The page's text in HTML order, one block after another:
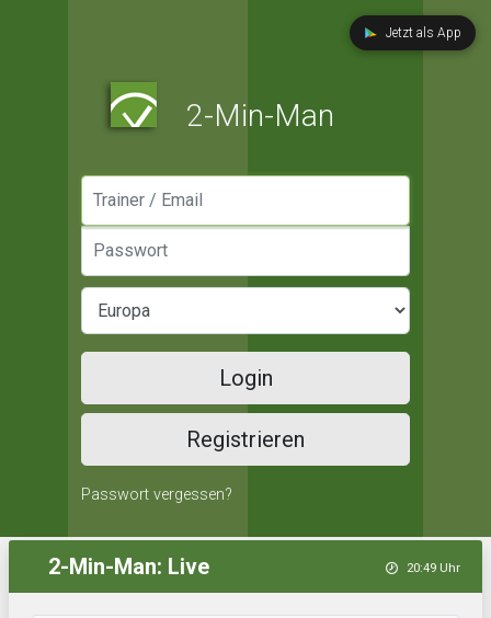
Jetzt als App
2-Min-Man
Login
Registrieren
Passwort vergessen?
2-Min-Man: Live 20:49 Uhr